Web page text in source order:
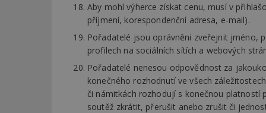
Aby mohl výherce získat cenu, musí v
příjmení, korespondenční adresa, e-mail).
Pořadatelé jsou oprávněni zveřejnit jméno,
profilech na sociálních sítích a webových
Pořadatelé nenesou odpovědnost za
konečného rozhodnutí ve všech
či námitkách rozhodují s konečnou platností
soutěž zkrátit, přerušit anebo zrušit či
_hjFirstSeen
counter